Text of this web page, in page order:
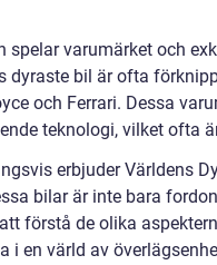
spelar varumärket och
dyraste bil är ofta
och Ferrari. Dessa
teknologi, vilket ofta
erbjuder Världens
bilar är inte bara
förstå de olika
i en värld av